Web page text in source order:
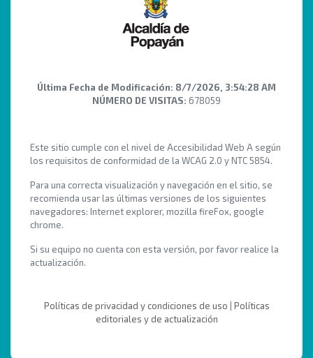
Última Fecha de Modificación: 8/7/2026, 3:54:28 AM
NÚMERO DE VISITAS: 678059
Este sitio cumple con el nivel de Accesibilidad Web A según
los requisitos de conformidad de la WCAG 2.0 y NTC 5854.
Para una correcta visualización y navegación en el sitio, se
recomienda usar las últimas versiones de los siguientes
navegadores: Internet explorer, mozilla fireFox, google
chrome.
Si su equipo no cuenta con esta versión, por favor realice la
actualización.
Políticas de privacidad y condiciones de uso
Políticas
editoriales y de actualización